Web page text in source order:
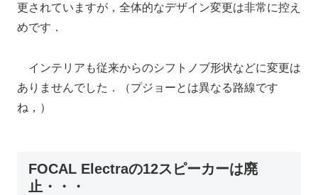
更されていますが，全体的なデザイン変更は非常に控え
めです．
インテリアも従来からのシフトノブ形状などに変更は
ありませんでした．（プジョーとは異なる路線です
ね，）
FOCAL Electraの12スピーカーは廃
止・・・